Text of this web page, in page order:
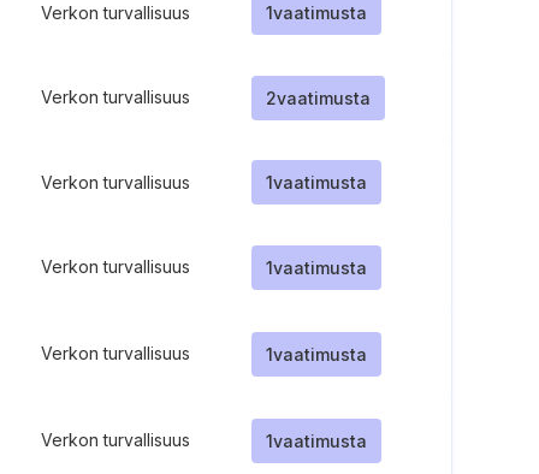
Verkon turvallisuus 1vaatimusta
Verkon turvallisuus 2vaatimusta
Verkon turvallisuus 1vaatimusta
Verkon turvallisuus 1vaatimusta
Verkon turvallisuus 1vaatimusta
Verkon turvallisuus 1vaatimusta